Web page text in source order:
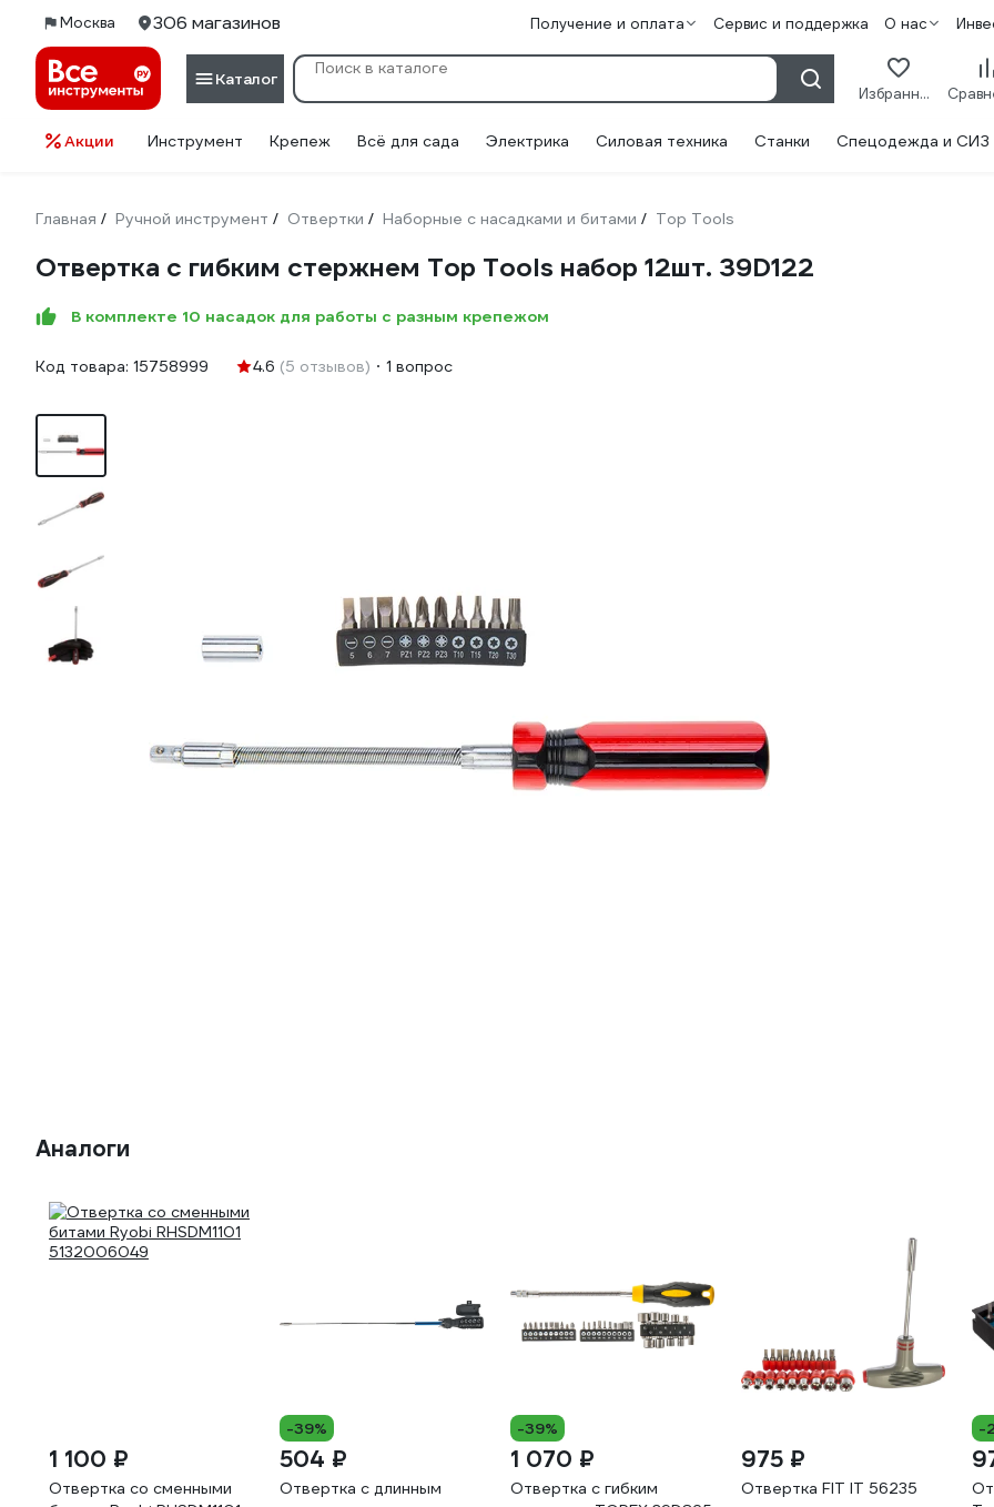
Москва 306 магазинов Получение и оплата Сервис и поддержка О нас
Каталог
Избранное
Акции Инструмент Крепеж Всё для сада Электрика Силовая техника Станки Спецодежда и СИЗ
Главная / Ручной инструмент / Отвертки / Наборные с насадками и битами / Top Tools
Отвертка с гибким стержнем Top Tools набор 12шт. 39D122
В комплекте 10 насадок для работы с разным крепежом
Код товара: 15758999 4.6 (5 отзывов) 1 вопрос
Аналоги
1 100 ₽
Отвертка со сменными
-39%
504 ₽
Отвертка с длинным
-39%
1 070 ₽
Отвертка с гибким
975 ₽
Отвертка FIT IT 56235
-